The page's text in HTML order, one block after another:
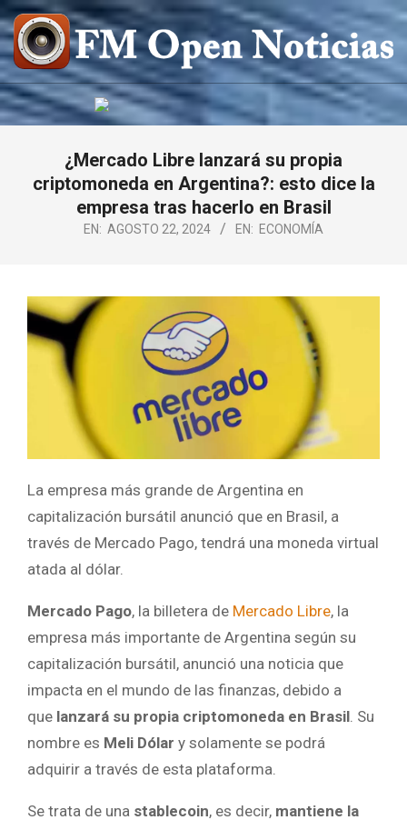
Saltar
al
contenido
FM
OPEN
NOTICIAS
¿Mercado Libre lanzará su propia
criptomoneda en Argentina?: esto dice la
empresa tras hacerlo en Brasil
EN: AGOSTO 22, 2024 EN: ECONOMÍA
La empresa más grande de Argentina en
capitalización bursátil anunció que en Brasil, a
través de Mercado Pago, tendrá una moneda virtual
atada al dólar.
Mercado Pago, la billetera de Mercado Libre, la
empresa más importante de Argentina según su
capitalización bursátil, anunció una noticia que
impacta en el mundo de las finanzas, debido a
que lanzará su propia criptomoneda en Brasil . Su
nombre es Meli Dólar y solamente se podrá
adquirir a través de esta plataforma.
Se trata de una stablecoin, es decir, mantiene la